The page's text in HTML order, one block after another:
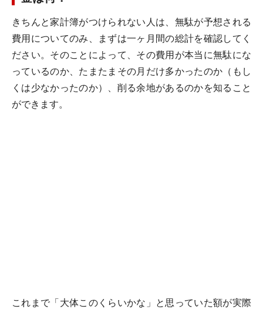
きちんと家計簿がつけられない人は、無駄が予想される
費用についてのみ、まずは一ヶ月間の総計を確認してく
ださい。そのことによって、その費用が本当に無駄にな
っているのか、たまたまその月だけ多かったのか（もし
くは少なかったのか）、削る余地があるのかを知ること
ができます。
これまで「大体このくらいかな」と思っていた額が実際